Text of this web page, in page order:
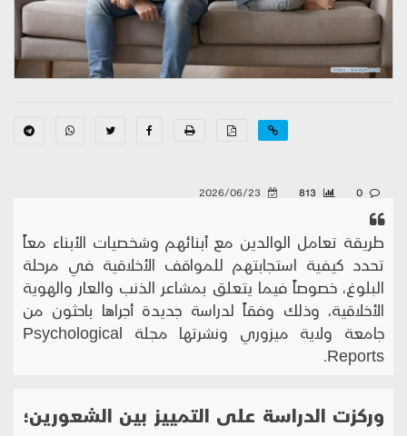
طريقة تعامل الوالدين مع أبنائهم وشخصيات الأبناء معاً
تحدد كيفية استجابتهم للمواقف الأخلاقية في مرحلة
البلوغ، خصوصاً فيما يتعلق بمشاعر الذنب والعار والهوية
الأخلاقية، وذلك وفقاً لدراسة جديدة أجراها باحثون من
جامعة ولاية ميزوري ونشرتها مجلة Psychological
Reports.
وركزت الدراسة على التمييز بين الشعورين؛